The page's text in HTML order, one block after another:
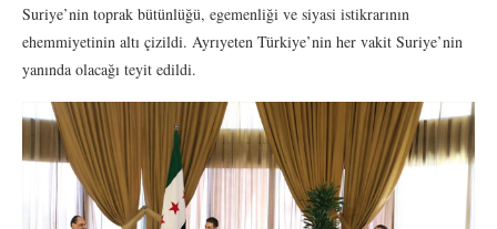
Suriye’nin toprak bütünlüğü, egemenliği ve siyasi istikrarının
ehemmiyetinin altı çizildi. Ayrıyeten Türkiye’nin her vakit Suriye’nin
yanında olacağı teyit edildi.